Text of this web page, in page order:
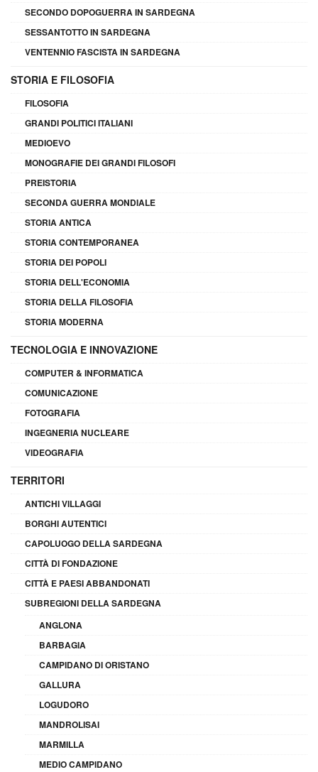
SECONDO DOPOGUERRA IN SARDEGNA
SESSANTOTTO IN SARDEGNA
VENTENNIO FASCISTA IN SARDEGNA
STORIA E FILOSOFIA
FILOSOFIA
GRANDI POLITICI ITALIANI
MEDIOEVO
MONOGRAFIE DEI GRANDI FILOSOFI
PREISTORIA
SECONDA GUERRA MONDIALE
STORIA ANTICA
STORIA CONTEMPORANEA
STORIA DEI POPOLI
STORIA DELL'ECONOMIA
STORIA DELLA FILOSOFIA
STORIA MODERNA
TECNOLOGIA E INNOVAZIONE
COMPUTER & INFORMATICA
COMUNICAZIONE
FOTOGRAFIA
INGEGNERIA NUCLEARE
VIDEOGRAFIA
TERRITORI
ANTICHI VILLAGGI
BORGHI AUTENTICI
CAPOLUOGO DELLA SARDEGNA
CITTÀ DI FONDAZIONE
CITTÀ E PAESI ABBANDONATI
SUBREGIONI DELLA SARDEGNA
ANGLONA
BARBAGIA
CAMPIDANO DI ORISTANO
GALLURA
LOGUDORO
MANDROLISAI
MARMILLA
MEDIO CAMPIDANO